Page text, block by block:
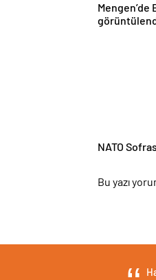
Mengen’de
NATO
Bu yazı